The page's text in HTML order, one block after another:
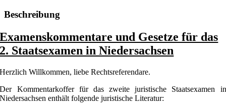
Beschreibung
Examenskommentare und Gesetze für das
2. Staatsexamen in Niedersachsen
Herzlich Willkommen, liebe Rechtsreferendare.
Der Kommentarkoffer für das zweite juristische Staatsexamen in
Niedersachsen enthält folgende juristische Literatur: